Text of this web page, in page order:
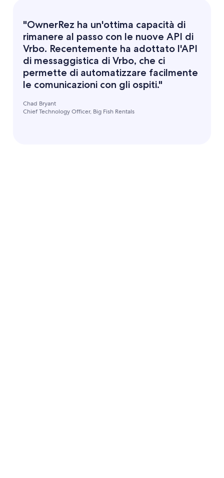
"OwnerRez ha un'ottima capacità di
rimanere al passo con le nuove API di
Vrbo. Recentemente ha adottato l'API
di messaggistica di Vrbo, che ci
permette di automatizzare facilmente
le comunicazioni con gli ospiti."
Chad Bryant
Chief Technology Officer, Big Fish Rentals